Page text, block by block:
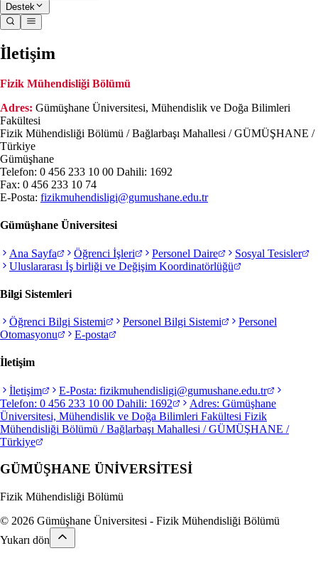
Destek
İletişim
Fizik Mühendisliği Bölümü
Adres: Gümüşhane Üniversitesi, Mühendislik ve Doğa Bilimleri
Fakültesi
Fizik Mühendisliği Bölümü / Bağlarbaşı Mahallesi / GÜMÜŞHANE /
Türkiye
Gümüşhane
Telefon: 0 456 233 10 00 Dahili: 1692
Fax: 0 456 233 10 74
E-Posta: fizikmuhendisligi@gumushane.edu.tr
Gümüşhane Üniversitesi
Ana Sayfa Öğrenci İşleri Personel Daire
Sosyal Tesisler
Uluslararası İş birliği ve Değişim Koordinatörlüğü
Bilgi Sistemleri
Öğrenci Bilgi Sistemi Personel Bilgi Sistemi
Personel
Otomasyonu
E-posta
İletişim
İletişim
E-Posta: fizikmuhendisligi@gumushane.edu.tr
Telefon: 0 456 233 10 00 Dahili: 1692
Adres: Gümüşhane
Üniversitesi, Mühendislik ve Doğa Bilimleri Fakültesi Fizik
Mühendisliği Bölümü / Bağlarbaşı Mahallesi / GÜMÜŞHANE /
Türkiye
GÜMÜŞHANE ÜNİVERSİTESİ
Fizik Mühendisliği Bölümü
© 2026 Gümüşhane Üniversitesi - Fizik Mühendisliği Bölümü
Yukarı dön